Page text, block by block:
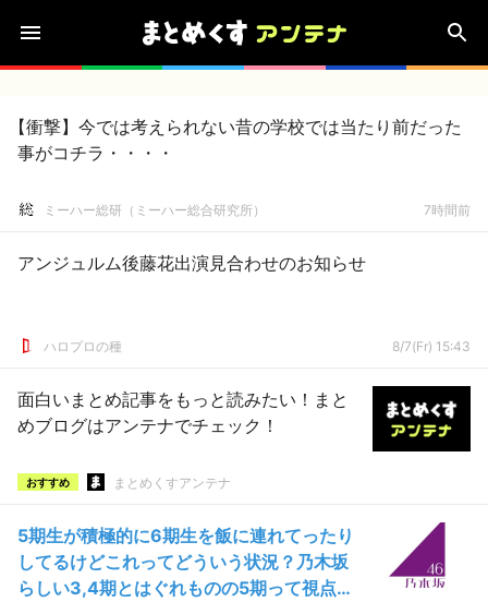
【衝撃】今では考えられない昔の学校では当たり前だった
事がコチラ・・・・
ミーハー総研（ミーハー総合研究所） 7時間前
アンジュルム後藤花出演見合わせのお知らせ
ハロプロの種 8/7(Fr) 15:43
面白いまとめ記事をもっと読みたい！まと
めブログはアンテナでチェック！
おすすめ まとめくすアンテナ
5期生が積極的に6期生を飯に連れてったり
してるけどこれってどういう状況？乃木坂
らしい3,4期とはぐれものの5期って視点で